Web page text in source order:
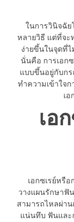
ในการวินิจฉั
หลายวิธี แต่ที่จะ
ง่ายขึ้นในจุดที่ไ
นั่นคือ การเอก
แบบขึ้นอยู่กับกร
ทำความเข้าใจก
เ
เอ
เอกซเรย์หรื
วางแผนรักษาฟั
สามารถไหลผ่า
แน่นทึบ ฟันและ